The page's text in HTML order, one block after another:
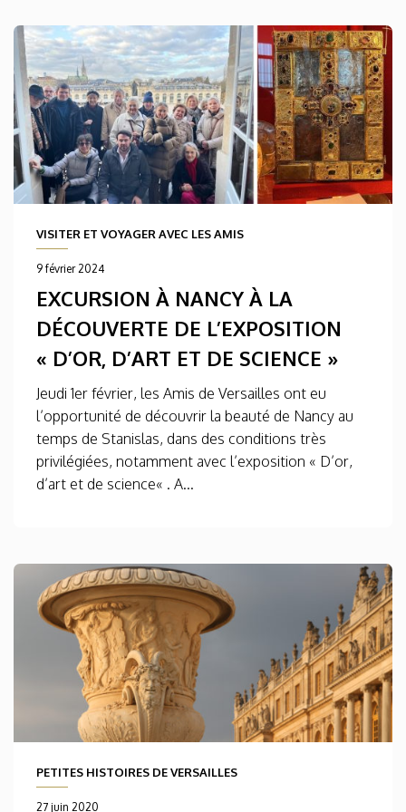
VISITER ET VOYAGER AVEC LES AMIS
9 février 2024
EXCURSION À NANCY À LA
DÉCOUVERTE DE L’EXPOSITION
« D’OR, D’ART ET DE SCIENCE »
Jeudi 1er février, les Amis de Versailles ont eu
l’opportunité de découvrir la beauté de Nancy au
temps de Stanislas, dans des conditions très
privilégiées, notamment avec l’exposition « D’or,
d’art et de science« . A...
PETITES HISTOIRES DE VERSAILLES
27 juin 2020